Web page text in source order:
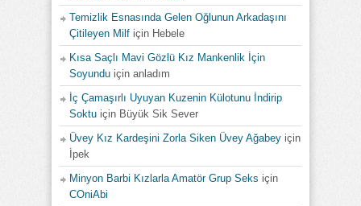
Temizlik Esnasında Gelen Oğlunun Arkadaşını
Çitileyen Milf için Hebele
Kısa Saçlı Mavi Gözlü Kız Mankenlik İçin
Soyundu için anladım
İç Çamaşırlı Uyuyan Kuzenin Külotunu İndirip
Soktu için Büyük Sik Sever
Üvey Kız Kardeşini Zorla Siken Üvey Ağabey için
İpek
Minyon Barbi Kızlarla Amatör Grup Seks için
COniAbi